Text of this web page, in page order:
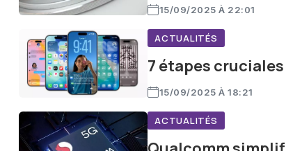
15/09/2025 À 22:01
ACTUALITÉS
7 étapes
15/09/2025 À 18:21
ACTUALITÉS